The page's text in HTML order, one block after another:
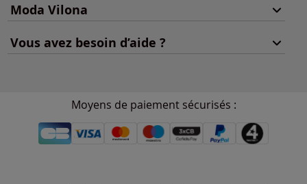
Moda Vilona
Vous avez besoin d’aide ?
Moyens de paiement sécurisés :